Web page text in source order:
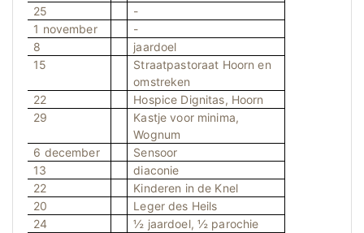
25
-
1 november
-
8
jaardoel
15
Straatpastoraat Hoorn en
omstreken
22
Hospice Dignitas, Hoorn
29
Kastje voor minima,
Wognum
6 december
Sensoor
13
diaconie
22
Kinderen in de Knel
20
Leger des Heils
24
½ jaardoel, ½ parochie